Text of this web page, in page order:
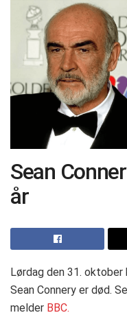
Sean
år
Lørdag den 31.
Sean Connery er død.
melder BBC.